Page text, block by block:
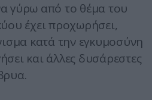
γύρω από το θέμα του
έχει προχωρήσει,
κατά την εγκυμοσύνη
και άλλες δυσάρεστες